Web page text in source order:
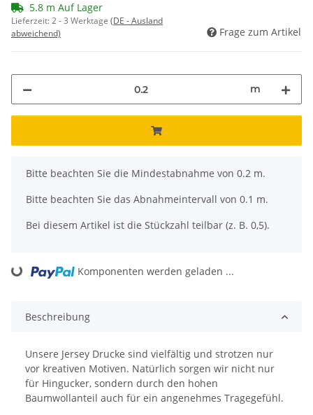
5.8 m Auf Lager
Lieferzeit:2 - 3 Werktage (DE - Ausland
abweichend)
Frage zum Artikel
m
x
Bitte beachten Sie die Mindestabnahme von 0.2 m.
Bitte beachten Sie das Abnahmeintervall von 0.1 m.
Bei diesem Artikel ist die Stückzahl teilbar (z. B. 0,5).
Loading... Komponenten werden geladen ...
Beschreibung
Unsere Jersey Drucke sind vielfältig und strotzen nur
vor kreativen Motiven. Natürlich sorgen wir nicht nur
für Hingucker, sondern durch den hohen
Baumwollanteil auch für ein angenehmes Tragegefühl.